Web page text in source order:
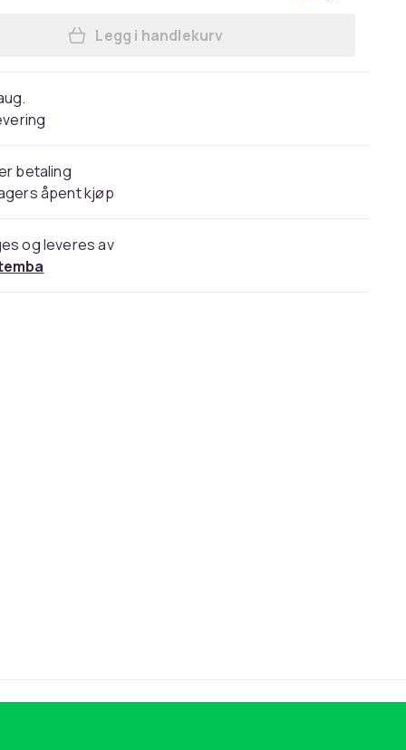
Legg Kai Tilia Jacquard Square
Legg i handlekurv
betaling
åpent kjøp
og leveres av